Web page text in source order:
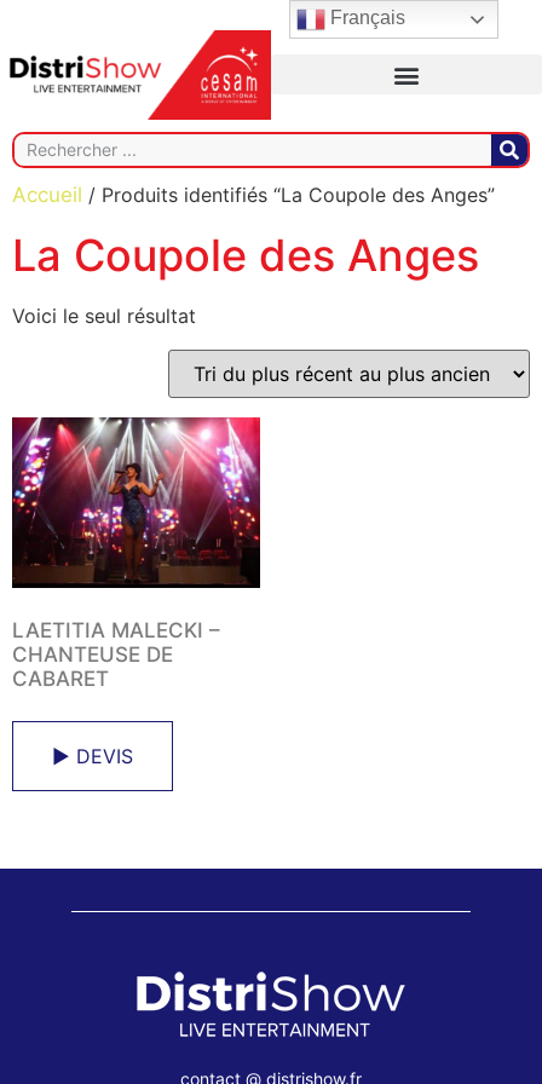
Accueil / Produits identifiés “La Coupole des Anges”
La Coupole des Anges
Voici le seul résultat
LAETITIA MALECKI –
CHANTEUSE DE
CABARET
► DEVIS
contact @ distrishow.fr
Français